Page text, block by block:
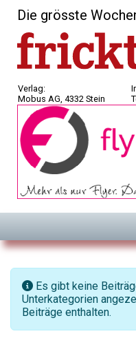
Die grösste
Verlag:
Mobus AG, 4332 Stein
Information
Es gibt keine
Unterkategorien
Beiträge enthalten.